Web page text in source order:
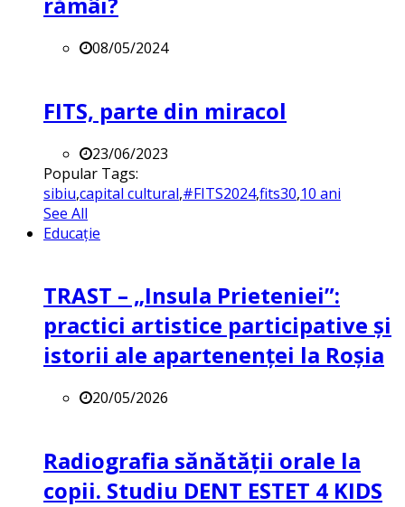
08/05/2024
FITS, parte din miracol
23/06/2023
Popular Tags:
sibiu,capital cultural,#FITS2024,fits30,10 ani
See All
Educație
TRAST – „Insula Prieteniei”:
practici artistice participative și
istorii ale apartenenței la Roșia
20/05/2026
Radiografia sănătății orale la
copii. Studiu DENT ESTET 4 KIDS